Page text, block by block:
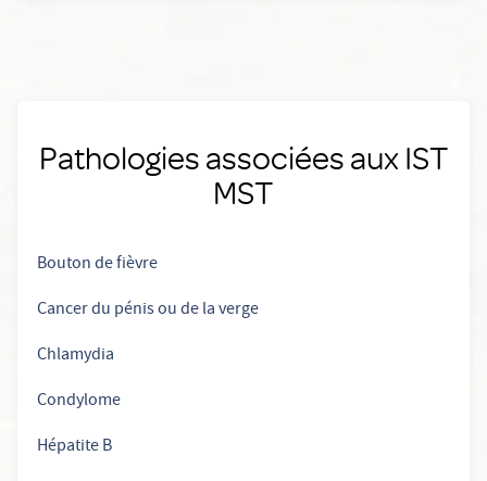
Pathologies associées aux IST
MST
Bouton de fièvre
Cancer du pénis ou de la verge
Chlamydia
Condylome
Hépatite B